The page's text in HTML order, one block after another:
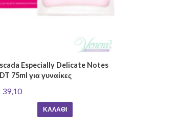
Especially Delicate Notes
75ml για γυναίκες
39,10
ΚΑΛΆΘΙ